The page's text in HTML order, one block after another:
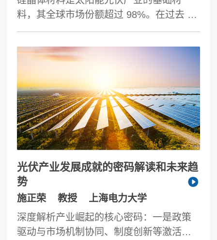
料，其全球市场份额超过 98%。在过去 20
年里，中国硅晶体材料研究、开发和产业
的市场份额，并支撑了我国光伏产业处于
硅材料的三氯氢硅和硅烷制备技术以及技
术现状，阐述了单晶硅材料的生长技术和
加工技术现状。从高效太阳电池对材料的
需求出发，讨论了多晶硅材料和直拉单晶
硅材料的技术发展；从硅太阳电池的未来
发展出发，探讨了硅晶体增加效率、降低
成本技术和变革性技术的方向。
光伏产业发展成就的密码解读和未来趋
势
施正荣 教授
上海电力大学
深度解析产业崛起的核心密码：一是政策
驱动与市场机制协同、制度创新等激活市